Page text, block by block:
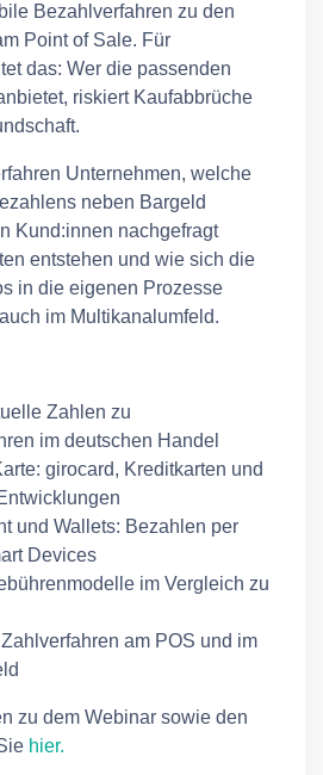
Bezahlverfahren zu den
Point of Sale. Für
das: Wer die passenden
riskiert Kaufabbrüche
Unternehmen, welche
neben Bargeld
Kund:innen nachgefragt
entstehen und wie sich die
in die eigenen Prozesse
im Multikanalumfeld.
Zahlen zu
im deutschen Handel
girocard, Kreditkarten und
und Wallets: Bezahlen per
Devices
im Vergleich zu
Zahlverfahren am POS und im
zu dem Webinar sowie den
hier.